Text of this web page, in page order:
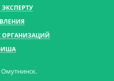
ОРГАНИЗАЦИЙ